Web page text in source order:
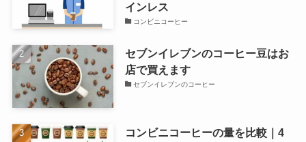
インレス
コンビニコーヒー
セブンイレブンのコーヒー豆はお
店で買えます
セブンイレブンのコーヒー
コンビニコーヒーの量を比較｜4